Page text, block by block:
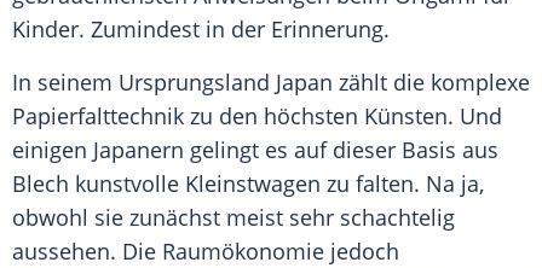
Kinder. Zumindest in der Erinnerung.
In seinem Ursprungsland Japan zählt die komplexe
Papierfalttechnik zu den höchsten Künsten. Und
einigen Japanern gelingt es auf dieser Basis aus
Blech kunstvolle Kleinstwagen zu falten. Na ja,
obwohl sie zunächst meist sehr schachtelig
aussehen. Die Raumökonomie jedoch